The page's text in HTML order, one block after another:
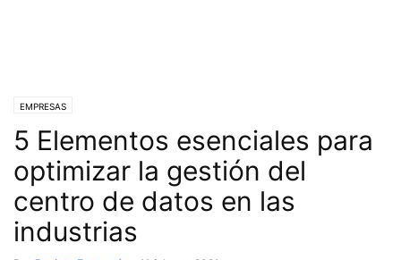
EMPRESAS
5 Elementos esenciales para
optimizar la gestión del
centro de datos en las
industrias